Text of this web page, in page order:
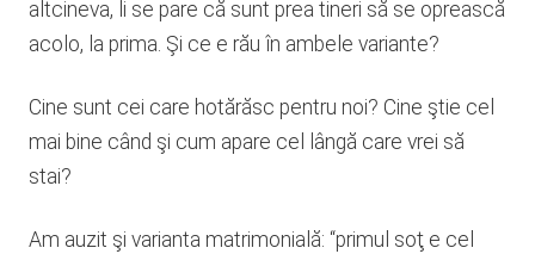
altcineva, li se pare că sunt prea tineri să se oprească
acolo, la prima. Şi ce e rău în ambele variante?
Cine sunt cei care hotărăsc pentru noi? Cine ştie cel
mai bine când şi cum apare cel lângă care vrei să
stai?
Am auzit şi varianta matrimonială: “primul soţ e cel